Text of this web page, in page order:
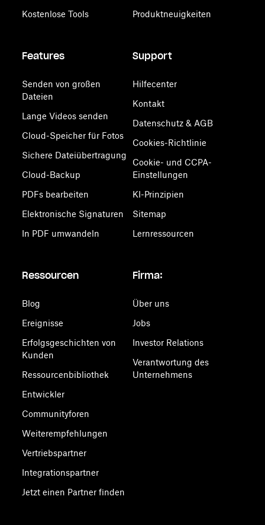
Kostenlose Tools
Produktneuigkeiten
Features
Senden von großen
Dateien
Lange Videos senden
Cloud-Speicher für Fotos
Sichere Dateiübertragung
Cloud-Backup
PDFs bearbeiten
Elektronische Signaturen
In PDF umwandeln
Support
Hilfecenter
Kontakt
Datenschutz & AGB
Cookies-Richtlinie
Cookie- und CCPA-
Einstellungen
KI-Prinzipien
Sitemap
Lernressourcen
Ressourcen
Blog
Ereignisse
Erfolgsgeschichten von
Kunden
Ressourcenbibliothek
Entwickler
Communityforen
Weiterempfehlungen
Vertriebspartner
Integrationspartner
Jetzt einen Partner finden
Firma:
Über uns
Jobs
Investor Relations
Verantwortung des
Unternehmens